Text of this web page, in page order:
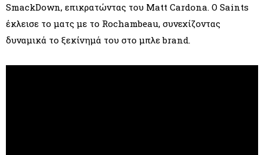
SmackDown, επικρατώντας του Matt Cardona. Ο Saints
έκλεισε το ματς με το Rochambeau, συνεχίζοντας
δυναμικά το ξεκίνημά του στο μπλε brand.